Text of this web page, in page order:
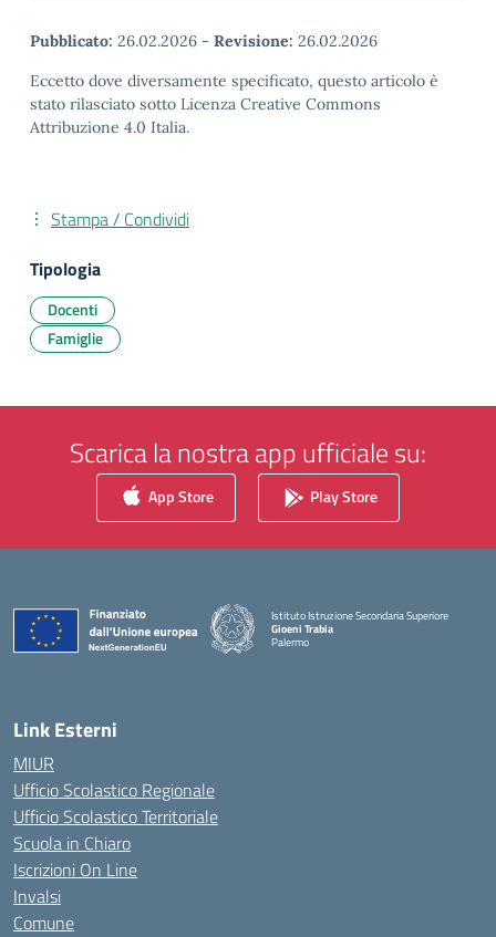
Pubblicato: 26.02.2026 - Revisione: 26.02.2026
Eccetto dove diversamente specificato, questo articolo è
stato rilasciato sotto Licenza Creative Commons
Attribuzione 4.0 Italia.
Stampa / Condividi
Tipologia
Docenti
Famiglie
Scarica la nostra app ufficiale su:
App Store Play Store
Istituto Istruzione Secondaria Superiore
Gioeni Trabia
Palermo
Link Esterni
MIUR
Ufficio Scolastico Regionale
Ufficio Scolastico Territoriale
Scuola in Chiaro
Iscrizioni On Line
Invalsi
Comune